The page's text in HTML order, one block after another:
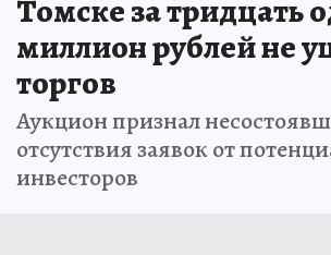
Томске за тридцать
миллион рублей не
торгов
Аукцион признал
отсутствия заявок от
инвесторов